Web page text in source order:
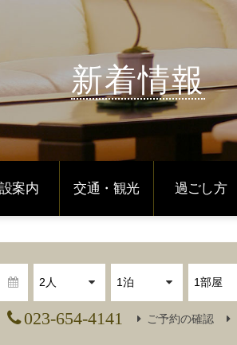
新着情報
案内 交通・観光 過ごし方
023-654-4141 ご予約の確認